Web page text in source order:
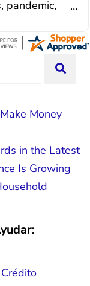
pandemic,
Money
in the Latest
Is Growing